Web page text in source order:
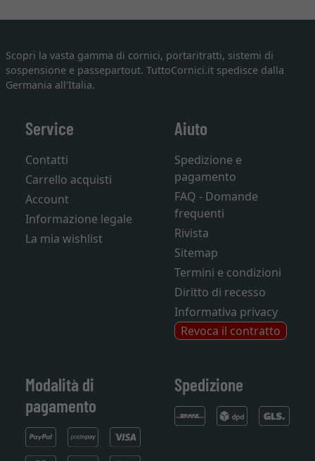
Scopri la vasta gamma di cornici, portaritratti, sistemi di
sospensione e passepartout. TuttoCornici.it spedisce dalla
Germania all'Italia.
Service
Contatti
Carrello acquisti
Account
Informazione legale
La mia wishlist
Aiuto
Spedizione e
pagamento
FAQ - Domande
frequenti
Rivista
Sitemap
Termini e condizioni
Diritto di recesso
Informativa privacy
Revoca il contratto
Modalità di
pagamento
Spedizione